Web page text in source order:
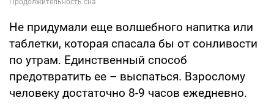
Не придумали еще волшебного напитка или
таблетки, которая спасала бы от сонливости
по утрам. Единственный способ
предотвратить ее – выспаться. Взрослому
человеку достаточно 8-9 часов ежедневно.